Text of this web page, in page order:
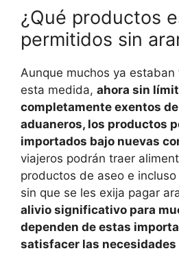
¿Qué productos
permitidos sin
Aunque muchos ya
esta medida, ahora sin
completamente exentos
aduaneros, los productos
importados bajo nuevas
viajeros podrán traer
productos de aseo e
sin que se les exija pagar
alivio significativo para
dependen de estas
satisfacer las necesidades